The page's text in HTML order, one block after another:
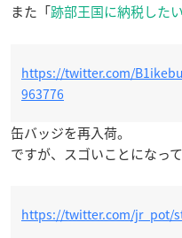
また「跡部王国に納税した
https://twitter.com/
963776
缶バッジを再入荷。
ですが、スゴいことになって
https://twitter.com/jr_pot/